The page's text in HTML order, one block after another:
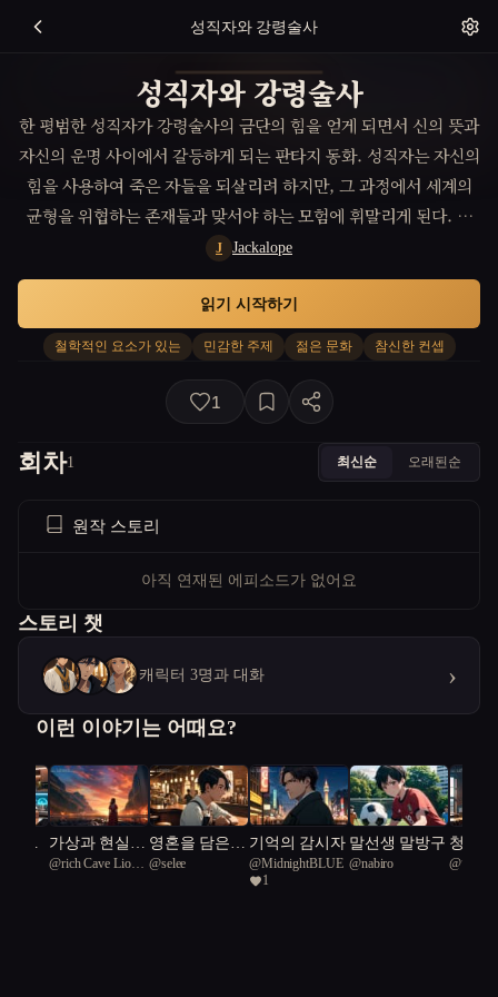
성직자와 강령술사
성직자와 강령술사
한 평범한 성직자가 강령술사의 금단의 힘을 얻게 되면서 신의 뜻과
자신의 운명 사이에서 갈등하게 되는 판타지 동화. 성직자는 자신의
힘을 사용하여 죽은 자들을 되살리려 하지만, 그 과정에서 세계의
균형을 위협하는 존재들과 맞서야 하는 모험에 휘말리게 된다. 이
과정에서 성직자는 생명과 죽음, 신의 뜻과 인간의 욕망 사이의 철
학적인 질문을 던지게 되며, 결국 모든 존재의 본질에 대해 깊이 고
민하게 된다.
J Jackalope
철학적인 요소가 있는 민감한 주제 젊은 문화 참신한 컨셉
읽기 시작하기
1
회차1 최신순 오래된순
원작 스토리
아직 연재된 에피소드가 없어요
스토리 챗
캐릭터 3명과 대화 ›
이런 이야기는 어때요?
: 캡
가상과 현실의
경계: 우주 재
@rich Cave Lion
영혼을 담은
공간, 이오일
@selee
기억의 감시자
@MidnightBLUE
1
말선생 말방구
@nabiro
청춘
@허기